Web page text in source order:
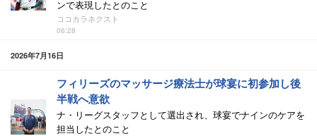
ンで表現したとのこと
ココカラネクスト
06:28
2026年7月16日
フィリーズのマッサージ療法士が球宴に初参加し後
半戦へ意欲
ナ・リーグスタッフとして選出され、球宴でナインのケアを
担当したとのこと